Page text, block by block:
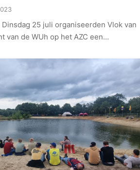
Dinsdag 25 juli organiseerden Vlok van
van de WUh op het AZC een…